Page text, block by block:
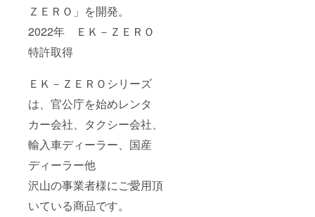
ＺＥＲＯ」を開発。
2022年 ＥＫ－ＺＥＲＯ
特許取得
ＥＫ－ＺＥＲＯシリーズ
は、官公庁を始めレンタ
カー会社、タクシー会社、
輸入車ディーラー、国産
ディーラー他
沢山の事業者様にご愛用頂
いている商品です。